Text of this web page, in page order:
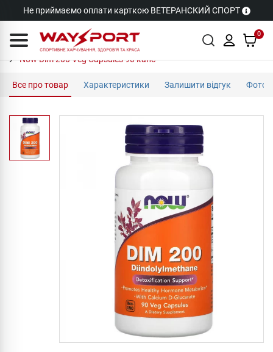
Не приймаємо оплати карткою ВЕТЕРАНСКИЙ СПОРТ
0
Now Dim 200 Veg Capsules 90 капс
Все про товар Характеристики Залишити відгук Фото